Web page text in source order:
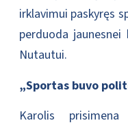
irklavimui paskyręs
perduoda
Nutautui.
„Sportas buvo
Karolis